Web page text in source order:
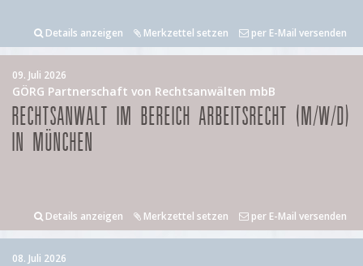
Details anzeigen Merkzettel setzen per E-Mail versenden
09. Juli 2026
GÖRG Partnerschaft von Rechtsanwälten mbB
RECHTSANWALT IM BEREICH ARBEITSRECHT (M/W/D)
IN MÜNCHEN
Details anzeigen Merkzettel setzen per E-Mail versenden
08. Juli 2026